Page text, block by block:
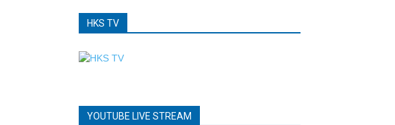
HKS TV
YOUTUBE LIVE STREAM